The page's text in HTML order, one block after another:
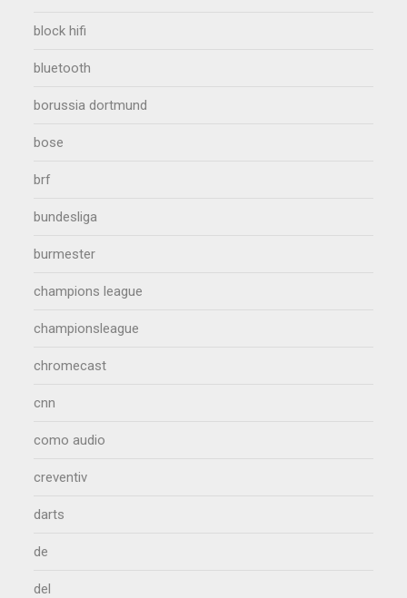
block hifi
bluetooth
borussia dortmund
bose
brf
bundesliga
burmester
champions league
championsleague
chromecast
cnn
como audio
creventiv
darts
de
del